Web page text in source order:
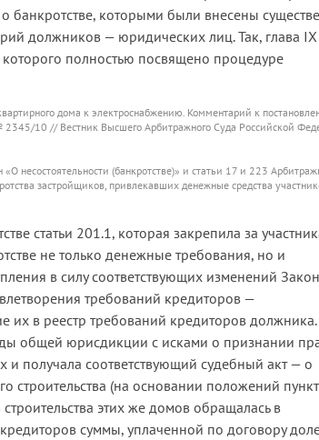
банкротстве, которыми были внесены
должников — юридических лиц. Так, глава IX
полностью посвящено процедуре
дома к электроснабжению. Комментарий к
10 // Вестник Высшего Арбитражного Суда Российской
(банкротстве)» и статьи 17 и 223
застройщиков, привлекавших денежные средства
статьи 201.1, которая закрепила за
не только денежные требования, но и
в силу соответствующих изменений
требований кредиторов —
в реестр требований кредиторов
общей юрисдикции с исками о признании
и получала соответствующий судебный акт — о
строительства (на основании положений
этих же домов обращалась в
суммы, уплаченной по договору